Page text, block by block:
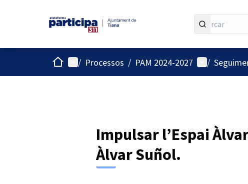
Inici Menú principal
/ Processos / PAM 2024-2027 Menú
/
Impulsar l’Espai
Àlvar Suñol.